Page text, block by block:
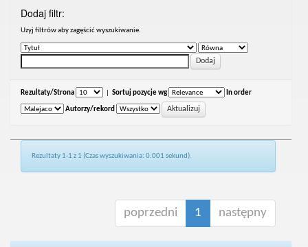
Dodaj filtr:
Uzyj filtrów aby zagęścić wyszukiwanie.
Rezultaty/Strona Sortuj pozycje wg In order
Autorzy/rekord
Rezultaty 1-1 z 1 (Czas wyszukiwania: 0.001 sekund).
poprzedni 1 następny